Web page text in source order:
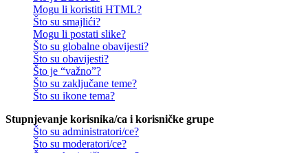
Mogu li koristiti HTML?
Što su smajlići?
Mogu li postati slike?
Što su globalne obavijesti?
Što su obavijesti?
Što je “važno”?
Što su zaključane teme?
Što su ikone tema?
Stupnjevanje korisnika/ca i korisničke grupe
Što su administratori/ce?
Što su moderatori/ce?